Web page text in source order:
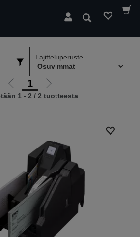
Hae
Lajitteluperuste:
Siirry
edelliselle
1
Siirry
seuraavalle
1 - 2 / 2 tuotteesta